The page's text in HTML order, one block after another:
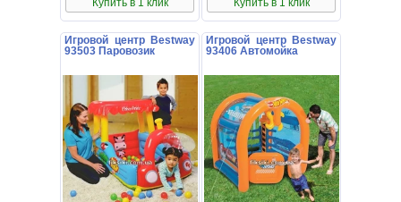
Купить в 1 клик Купить в 1 клик
Игровой центр Bestway
93503 Паровозик
Игровой центр Bestway
93406 Автомойка